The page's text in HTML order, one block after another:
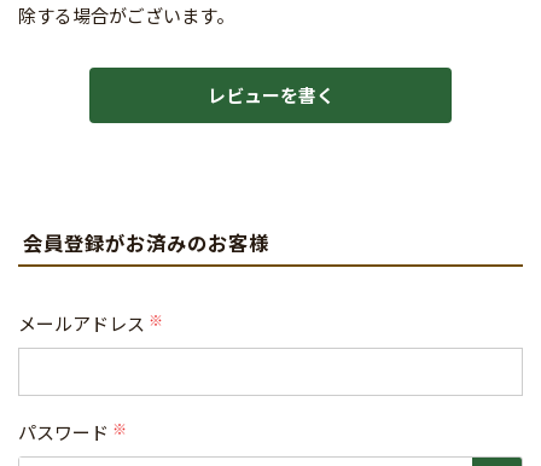
除する場合がございます。
レビューを書く
会員登録がお済みのお客様
メールアドレス
(必
パスワード
(必